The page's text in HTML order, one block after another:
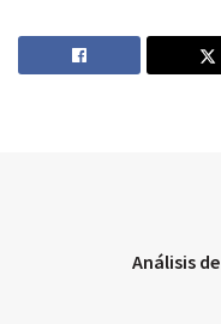
Análisis